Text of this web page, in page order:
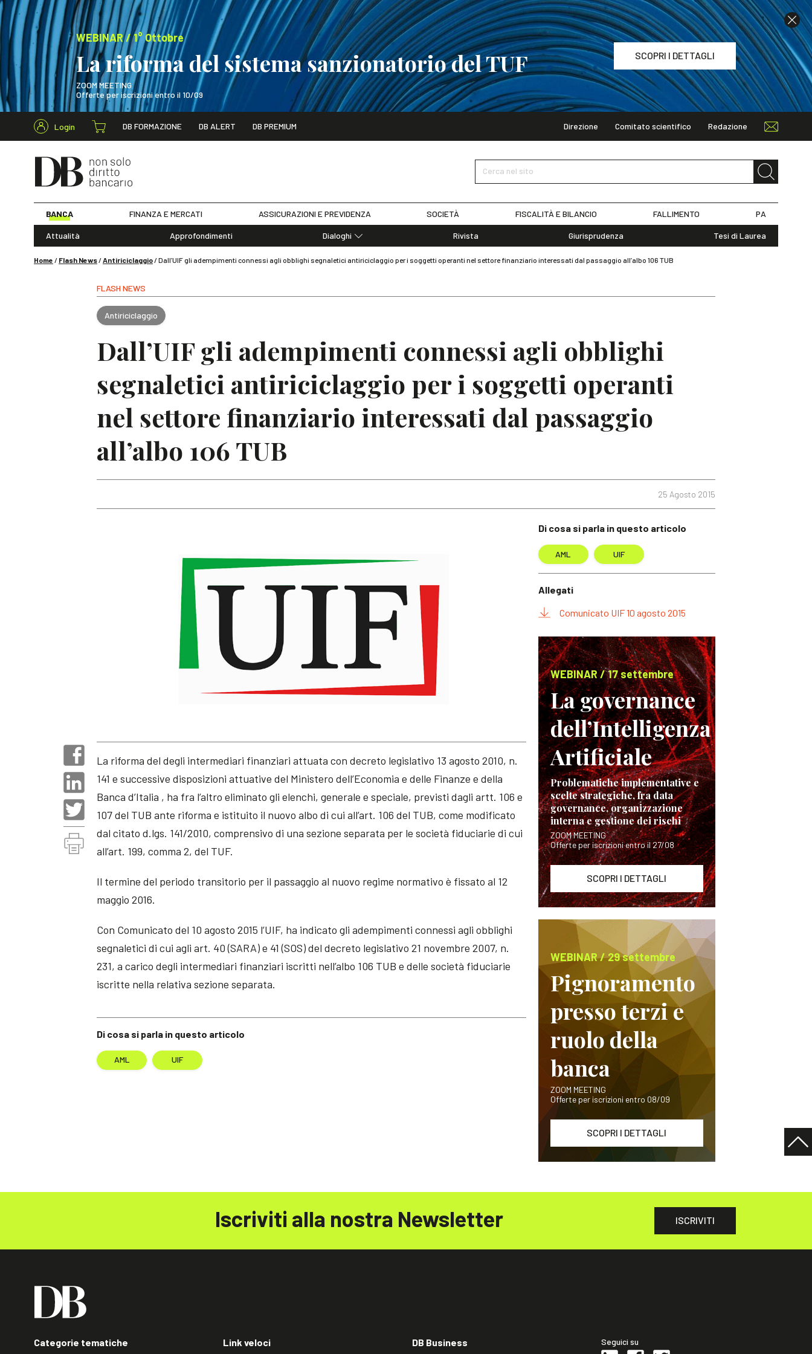
WEBINAR / 1° Ottobre
La riforma del sistema sanzionatorio del TUF
ZOOM MEETING
Offerte per iscrizioni entro il 10/09
SCOPRI I DETTAGLI
WEBINAR / 1° Ottobre
Login DB FORMAZIONE DB ALERT DB PREMIUM Direzione Comitato scientifico Redazione
Cerca nel sito
BANCA FINANZA E MERCATI ASSICURAZIONI E PREVIDENZA SOCIETÀ FISCALITÀ E BILANCIO FALLIMENTO PA
Attualità Approfondimenti
Dialoghi
Rivista Giurisprudenza Tesi di Laurea
Home / Flash News/Antiriciclaggio/Dall’UIF gli adempimenti connessi agli obblighi segnaletici antiriciclaggio per i soggetti operanti nel settore finanziario interessati dal passaggio all’albo 106 TUB
FLASH NEWS
Antiriciclaggio
Dall’UIF gli adempimenti connessi agli obblighi
segnaletici antiriciclaggio per i soggetti operanti
nel settore finanziario interessati dal passaggio
all’albo 106 TUB
25 Agosto 2015
Di cosa si parla in questo articolo
AML UIF
La riforma del degli intermediari finanziari attuata con decreto legislativo 13 agosto 2010, n.
141 e successive disposizioni attuative del Ministero dell’Economia e delle Finanze e della
Banca d’Italia , ha fra l’altro eliminato gli elenchi, generale e speciale, previsti dagli artt. 106 e
107 del TUB ante riforma e istituito il nuovo albo di cui all’art. 106 del TUB, come modificato
dal citato d.lgs. 141/2010, comprensivo di una sezione separata per le società fiduciarie di cui
all’art. 199, comma 2, del TUF.
Il termine del periodo transitorio per il passaggio al nuovo regime normativo è fissato al 12
maggio 2016.
Con Comunicato del 10 agosto 2015 l’UIF, ha indicato gli adempimenti connessi agli obblighi
segnaletici di cui agli art. 40 (SARA) e 41 (SOS) del decreto legislativo 21 novembre 2007, n.
231, a carico degli intermediari finanziari iscritti nell’albo 106 TUB e delle società fiduciarie
iscritte nella relativa sezione separata.
Di cosa si parla in questo articolo
AML UIF
Allegati
Comunicato UIF 10 agosto 2015
WEBINAR / 17 settembre
La governance
dell’Intelligenza
Artificiale
Problematiche implementative e
scelte strategiche, fra data
governance, organizzazione
interna e gestione dei rischi
ZOOM MEETING
Offerte per iscrizioni entro il 27/08
SCOPRI I DETTAGLI
WEBINAR / 29 settembre
Pignoramento
presso terzi e
ruolo della
banca
ZOOM MEETING
Offerte per iscrizioni entro 08/09
SCOPRI I DETTAGLI
Iscriviti alla nostra Newsletter ISCRIVITI
Categorie tematiche Link veloci DB Business Seguici su